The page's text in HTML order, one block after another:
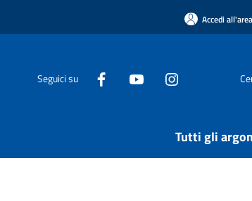
Accedi
Seguici su
Tutti gli